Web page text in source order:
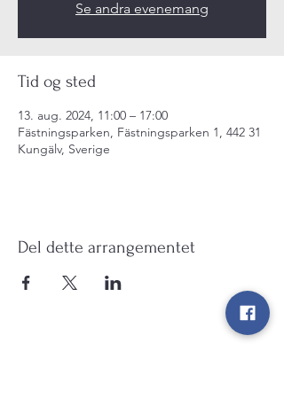
Se andra evenemang
Tid og sted
13. aug. 2024, 11:00 – 17:00
Fästningsparken, Fästningsparken 1, 442 31
Kungälv, Sverige
Del dette arrangementet